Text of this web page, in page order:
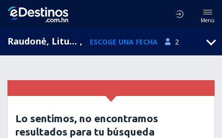
Menú
Raudonė, Lituania , ESCOGE UNA FECHA 2
Lo sentimos, no encontramos
resultados para tu búsqueda